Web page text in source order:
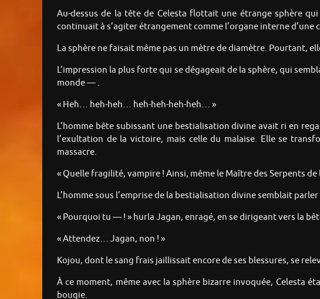
Au-dessus de la tête de Celesta flottait une étrange sphère
continuait à s’agiter étrangement comme l’organe interne d’une
La sphère ne faisait même pas un mètre de diamètre. Pourtant,
L’impression la plus forte qui se dégageait de la sphère, qui
monde — .
« Heh… heh-heh… heh-heh-heh-heh… »
L’homme bête subissant une bestialisation divine avait ri en
l’exultation de la victoire, mais celle du malaise. Elle se
massacre.
« Quelle fragilité, vampire ! Ainsi, même le Maître des Serpents
L’homme sous l’emprise de la bestialisation divine semblait
« Pourquoi tu — ! » hurla Jagan, enragé, en se dirigeant vers la
« Attendez… Jagan, non ! »
Kojou, dont le sang frais jaillissait encore de ses blessures, se
À ce moment, même avec la sphère bizarre invoquée, Celesta
bougie.